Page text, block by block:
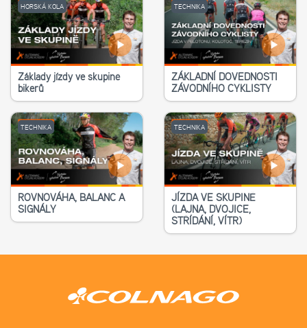
HORSKÁ KOLA
Základy jízdy ve skupině
bikerů
TECHNIKA
ZÁKLADNÍ DOVEDNOSTI
ZÁVODNÍHO CYKLISTY
TECHNIKA
ROVNOVÁHA, BALANC A
SIGNÁLY
TECHNIKA
JÍZDA VE SKUPINĚ
(LAJNA, DVOJICE,
STŘÍDÁNÍ, VÍTR)